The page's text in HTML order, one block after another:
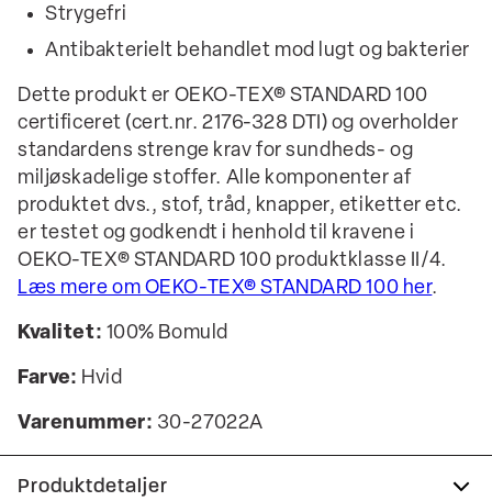
Strygefri
Antibakterielt behandlet mod lugt og bakterier
Dette produkt er OEKO-TEX® STANDARD 100
certificeret (cert.nr. 2176-328 DTI) og overholder
standardens strenge krav for sundheds- og
miljøskadelige stoffer. Alle komponenter af
produktet dvs., stof, tråd, knapper, etiketter etc.
er testet og godkendt i henhold til kravene i
OEKO-TEX® STANDARD 100 produktklasse II/4.
Læs mere om OEKO-TEX® STANDARD 100 her.
Kvalitet: 100% Bomuld
Farve: Hvid
Varenummer: 30-27022A
Produktdetaljer